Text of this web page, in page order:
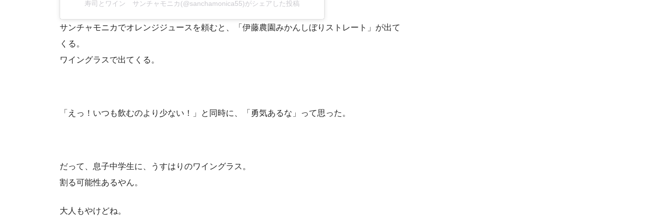
寿司とワイン サンチャモニカ(@sanchamonica55)がシェアした投稿
サンチャモニカでオレンジジュースを頼むと、「伊藤農園みかんしぼりストレート」が出て
くる。
ワイングラスで出てくる。
「えっ！いつも飲むのより少ない！」と同時に、「勇気あるな」って思った。
だって、息子中学生に、うすはりのワイングラス。
割る可能性あるやん。
大人もやけどね。